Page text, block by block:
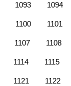
1093 1094
1100 1101
1107 1108
1114 1115
1121 1122